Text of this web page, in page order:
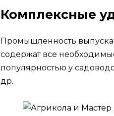
Комплексные
Промышленность
содержат все
популярностью у
др.